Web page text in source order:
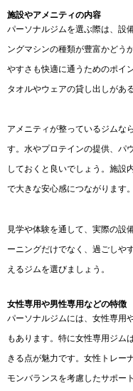
施設やアメニティの内容
パーソナルジムを選ぶ際は、設
ングマシンの種類が豊富かどう
やすさも快適に通うためのポイ
タオルやウェアの貸し出しがあ
アメニティが整っているジムな
す。水やプロテインの提供、パ
しておくと良いでしょう。施設
で大きな安心感につながります。
見学や体験を通して、実際の設
ーニングだけでなく、過ごしや
えるジムを選びましょう。
女性専用や男性専用などの特徴
パーソナルジムには、女性専用
もあります。特に女性専用ジム
きる点が魅力です。女性トレー
モンバランスを考慮したサポー